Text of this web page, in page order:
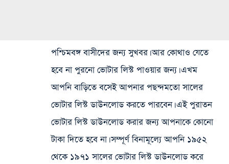
পশ্চিমবঙ্গ বাসীদের জন্য সুখবর। আর কোথাও যেতে
হবে না পুরনো ভোটার লিস্ট পাওয়ার জন্য। এখম
আপনি বাড়িতে বসেই আপনার পছন্দমতো সালের
ভোটার লিস্ট ডাউনলোড করতে পারবেন। এই পুরাতন
ভোটার লিস্ট ডাউনলোড করার জন্য আপনাকে কোনো
টাকা দিতে হবে না। সম্পূর্ণ বিনামূল্যে আপনি ১৯৫২
থেকে ১৯৭১ সালের ভোটার লিস্ট ডাউনলোড করে